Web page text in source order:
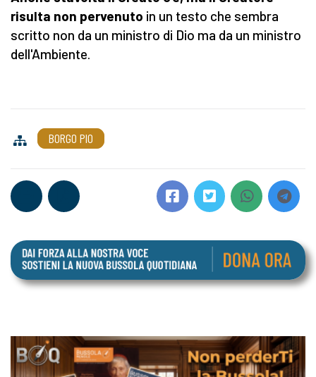
risulta non pervenuto in un testo che sembra
scritto non da un ministro di Dio ma da un ministro
dell'Ambiente.
BORGO PIO